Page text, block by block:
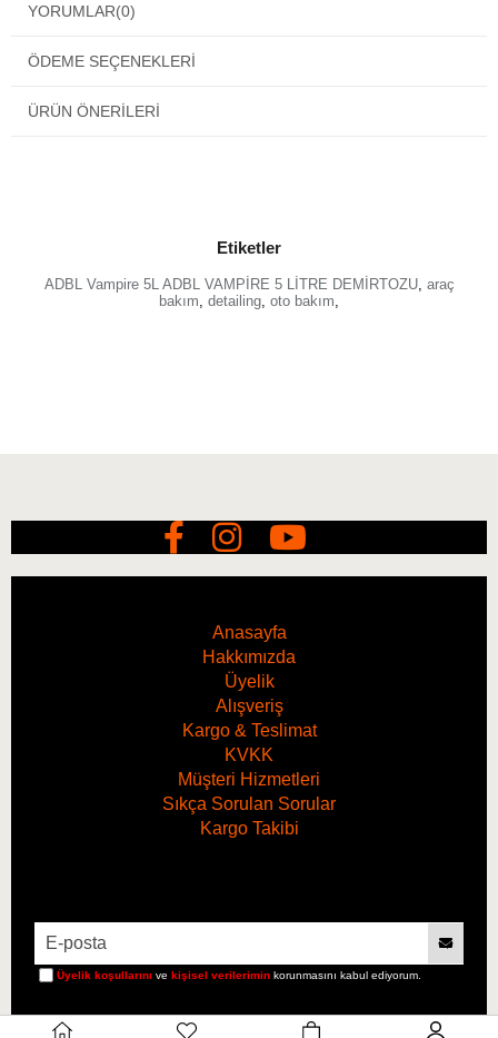
korozyonu temizlemek için idealdir. Boyalı jantlar ve cilalı
2. Ürünün etki etmesini bekleyin. ADBL Vampire yüzeyde 15
dakikaya kadar kalabilir.
Etkisini arttırmak için ADBL Vampire uygulamadan önce
jantları Wheel Warrior ADBL ve/veya ADBL APC ile ön
yıkama yapabilirsiniz.
Kullanmadan önce temizlenen yüzeyin soğuk olduğundan
Kullanmadan önce, yüzeyin görünmeyen bir noktasında
nokta testi yapmayı unutmayın!
YORUMLAR(0)
ÖDEME SEÇENEKLERI
ÜRÜN ÖNERILERI
Etiketler
ADBL Vampire 5L ADBL VAMPİRE 5 LİTRE DEMİRTOZU, araç
bakım detailing oto bakım
Anasayfa
Hakkımızda
Üyelik
Alışveriş
Kargo & Teslimat
KVKK
Müşteri Hizmetleri
Sıkça Sorulan Sorular
Kargo Takibi
Üyelik koşullarını vekişisel verilerimin korunmasını kabul ediyorum.